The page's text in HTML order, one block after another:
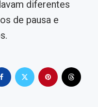
diferentes
de pausa e